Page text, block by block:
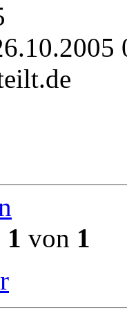
1 von 1